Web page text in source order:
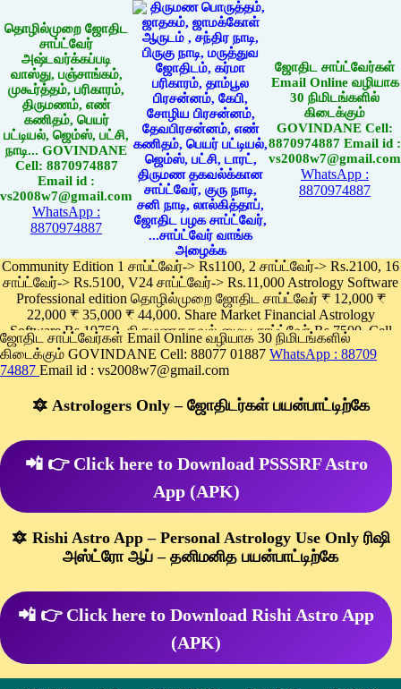
தொழில்முறை ஜோதிட
சாப்ட்வேர்
அஷ்டவர்க்கப்படி
வாஸ்து, பஞ்சாங்கம்,
முகூர்த்தம், பரிகாரம்,
திருமணம், எண்
கணிதம், பெயர்
பட்டியல், ஜெம்ஸ், பட்சி,
நாடி... GOVINDANE
Cell: 8870974887
Email id :
vs2008w7@gmail.com
WhatsApp :
8870974887
ஜோதிட சாப்ட்வேர்கள்
Email Online வழியாக
30 நிமிடங்களில்
கிடைக்கும்
GOVINDANE Cell:
8870974887 Email id :
vs2008w7@gmail.com
WhatsApp :
8870974887
Community Edition 1 சாப்ட்வேர்-> Rs1100, 2 சாப்ட்வேர்-> Rs.2100, 16
சாப்ட்வேர்-> Rs.5100, V24 சாப்ட்வேர்-> Rs.11,000 Astrology Software
Professional edition தொழில்முறை ஜோதிட சாப்ட்வேர் ₹ 12,000 ₹
22,000 ₹ 35,000 ₹ 44,000. Share Market Financial Astrology
Software Rs.19750, திருமணதகவல் மைய சாப்ட்வேர் Rs.7500, Cell
Phone App Rs. 1100
Pay online
ஜோதிட சாப்ட்வேர்கள் Email Online வழியாக 30 நிமிடங்களில்
கிடைக்கும் GOVINDANE Cell: 88077 01887 WhatsApp : 88709
74887 Email id : vs2008w7@gmail.com
🔯 Astrologers Only – ஜோதிடர்கள் பயன்பாட்டிற்கே
📲 👉 Click here to Download PSSSRF Astro
App (APK)
🔯 Rishi Astro App – Personal Astrology Use Only ரிஷி
அஸ்ட்ரோ ஆப் – தனிமனித பயன்பாட்டிற்கே
📲 👉 Click here to Download Rishi Astro App
(APK)